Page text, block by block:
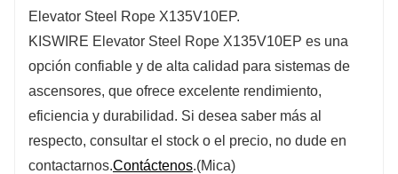
Elevator Steel Rope X135V10EP.
KISWIRE Elevator Steel Rope X135V10EP es una
opción confiable y de alta calidad para sistemas de
ascensores, que ofrece excelente rendimiento,
eficiencia y durabilidad. Si desea saber más al
respecto, consultar el stock o el precio, no dude en
contactarnos.Contáctenos.(Mica)